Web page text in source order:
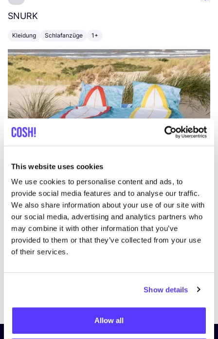
This website uses cookies
We use cookies to personalise content and ads, to
provide social media features and to analyse our traffic.
We also share information about your use of our site with
our social media, advertising and analytics partners who
may combine it with other information that you’ve
provided to them or that they’ve collected from your use
of their services.
Show details
Allow all
SNURK
Kleidung Schlafanzüge 1+
PreviousNext